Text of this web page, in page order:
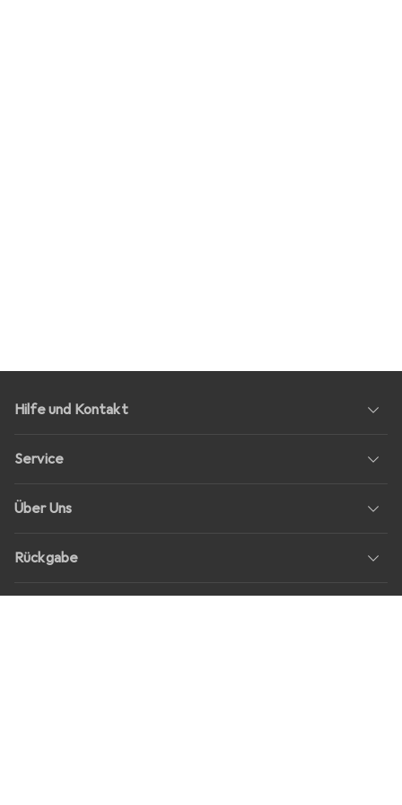
Hilfe und Kontakt
Service
Über Uns
Rückgabe